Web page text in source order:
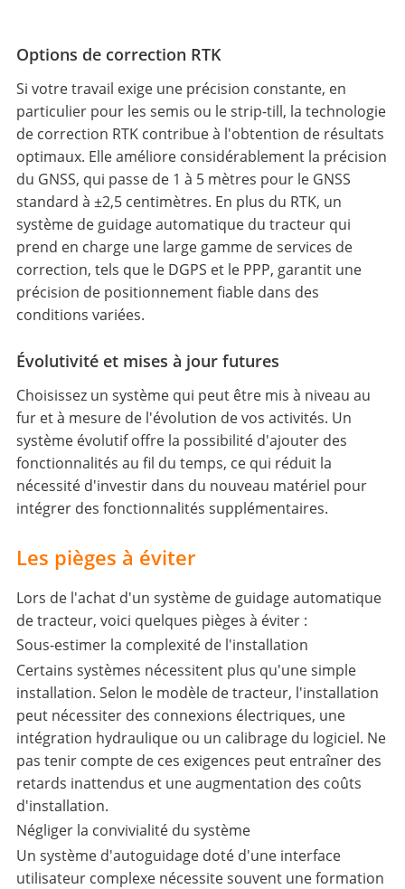
Options de correction RTK
Si votre travail exige une précision constante, en
particulier pour les semis ou le strip-till, la technologie
de correction RTK contribue à l'obtention de résultats
optimaux. Elle améliore considérablement la précision
du GNSS, qui passe de 1 à 5 mètres pour le GNSS
standard à ±2,5 centimètres. En plus du RTK, un
système de guidage automatique du tracteur qui
prend en charge une large gamme de services de
correction, tels que le DGPS et le PPP, garantit une
précision de positionnement fiable dans des
conditions variées.
Évolutivité et mises à jour futures
Choisissez un système qui peut être mis à niveau au
fur et à mesure de l'évolution de vos activités. Un
système évolutif offre la possibilité d'ajouter des
fonctionnalités au fil du temps, ce qui réduit la
nécessité d'investir dans du nouveau matériel pour
intégrer des fonctionnalités supplémentaires.
Les pièges à éviter
Lors de l'achat d'un système de guidage automatique
de tracteur, voici quelques pièges à éviter :
Sous-estimer la complexité de l'installation
Certains systèmes nécessitent plus qu'une simple
installation. Selon le modèle de tracteur, l'installation
peut nécessiter des connexions électriques, une
intégration hydraulique ou un calibrage du logiciel. Ne
pas tenir compte de ces exigences peut entraîner des
retards inattendus et une augmentation des coûts
d'installation.
Négliger la convivialité du système
Un système d'autoguidage doté d'une interface
utilisateur complexe nécessite souvent une formation